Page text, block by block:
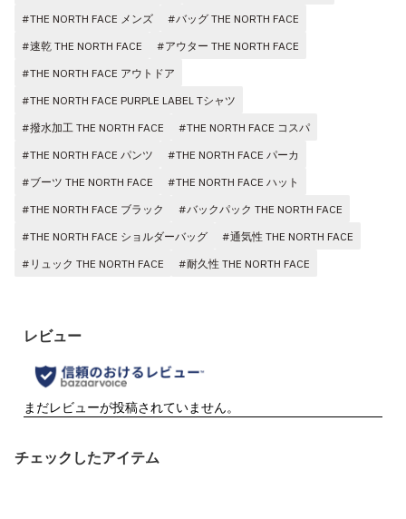
#THE NORTH FACE メンズ
#バッグ THE NORTH FACE
#速乾 THE NORTH FACE
#アウター THE NORTH FACE
#THE NORTH FACE アウトドア
#THE NORTH FACE PURPLE LABEL Tシャツ
#撥水加工 THE NORTH FACE
#THE NORTH FACE コスパ
#THE NORTH FACE パンツ
#THE NORTH FACE パーカ
#ブーツ THE NORTH FACE
#THE NORTH FACE ハット
#THE NORTH FACE ブラック
#バックパック THE NORTH FACE
#THE NORTH FACE ショルダーバッグ
#通気性 THE NORTH FACE
#リュック THE NORTH FACE
#耐久性 THE NORTH FACE
チェックしたアイテム